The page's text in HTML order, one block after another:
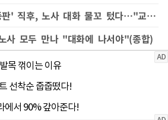
이재용 회장 '직접 등판' 직후, 노사 대화 물꼬 텄다…"교섭 급물살 타나"
사 모두 만나 "대화에 나서야"(종합)